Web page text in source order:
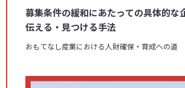
募集条件の緩和にあたっての具体的な
伝える・見つける手法
おもてなし産業における人財確保・育成への道